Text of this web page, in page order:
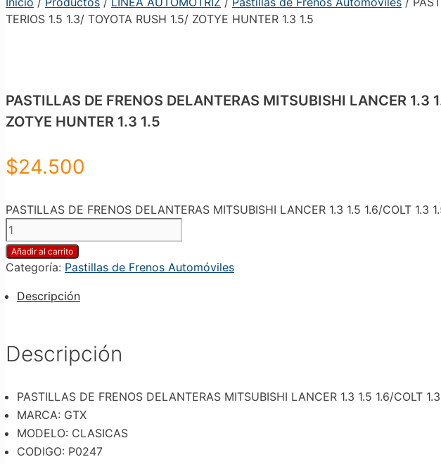
TERIOS 1.5 1.3/ TOYOTA RUSH 1.5/ ZOTYE HUNTER 1.3 1.5
PASTILLAS DE FRENOS DELANTERAS MITSUBISHI LANCER
ZOTYE HUNTER 1.3 1.5
$24.500
PASTILLAS DE FRENOS DELANTERAS MITSUBISHI LANCER 1.3 1.5 1.6/COLT
Añadir al carrito
Categoría: Pastillas de Frenos Automóviles
Descripción
Descripción
PASTILLAS DE FRENOS DELANTERAS MITSUBISHI LANCER 1.3 1.5 1.6/COLT
MARCA: GTX
MODELO: CLASICAS
CODIGO: P0247